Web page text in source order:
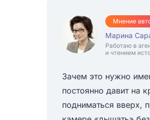
Мнение
Марина
Работаю в
и чтением
Зачем это нужно
постоянно давит на
подниматься вверх,